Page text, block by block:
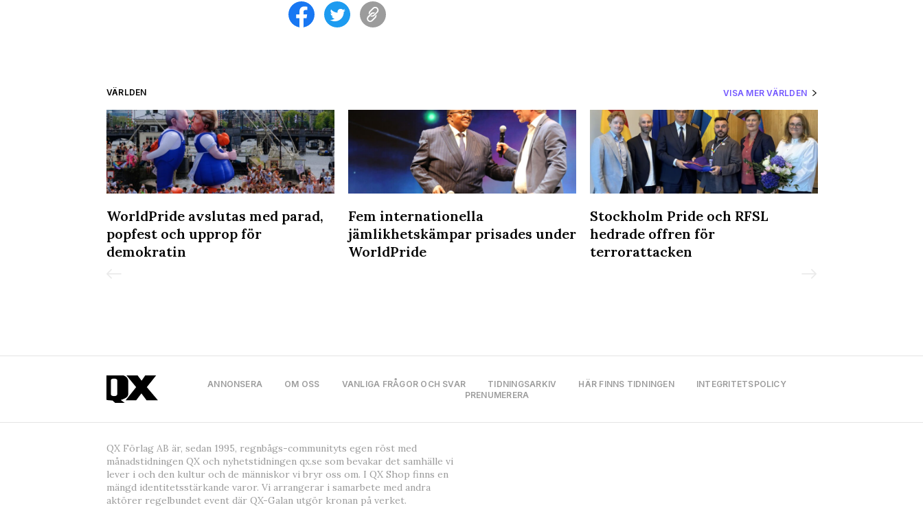
VÄRLDEN VISA MER VÄRLDEN
WorldPride avslutas med parad,
popfest och upprop för
demokratin
Fem internationella
jämlikhetskämpar prisades under
WorldPride
Stockholm Pride och RFSL
hedrade offren för
terrorattacken
ANNONSERA OM OSS VANLIGA FRÅGOR OCH SVAR TIDNINGSARKIV HÄR FINNS TIDNINGEN
INTEGRITETSPOLICY
PRENUMERERA
QX Förlag AB är, sedan 1995, regnbågs-communityts egen röst med
månadstidningen QX och nyhetstidningen qx.se som bevakar det samhälle vi
lever i och den kultur och de människor vi bryr oss om. I QX Shop finns en
mängd identitetsstärkande varor. Vi arrangerar i samarbete med andra
aktörer regelbundet event där QX-Galan utgör kronan på verket.